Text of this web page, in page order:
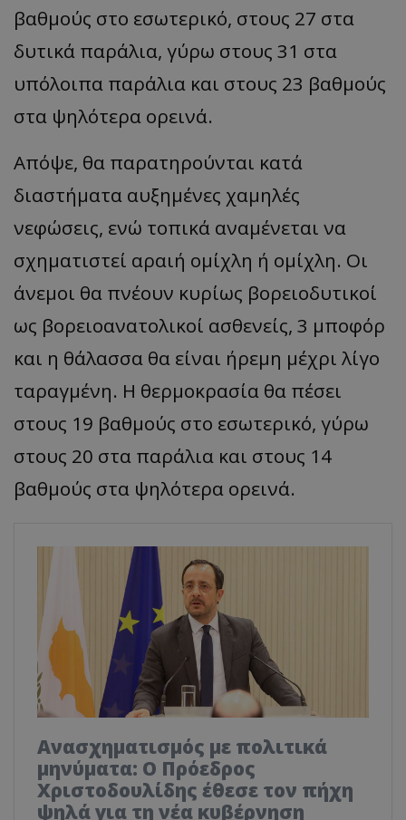
βαθμούς στο εσωτερικό, στους 27 στα
δυτικά παράλια, γύρω στους 31 στα
υπόλοιπα παράλια και στους 23 βαθμούς
στα ψηλότερα ορεινά.
Απόψε, θα παρατηρούνται κατά
διαστήματα αυξημένες χαμηλές
νεφώσεις, ενώ τοπικά αναμένεται να
σχηματιστεί αραιή ομίχλη ή ομίχλη. Οι
άνεμοι θα πνέουν κυρίως βορειοδυτικοί
ως βορειοανατολικοί ασθενείς, 3 μποφόρ
και η θάλασσα θα είναι ήρεμη μέχρι λίγο
ταραγμένη. Η θερμοκρασία θα πέσει
στους 19 βαθμούς στο εσωτερικό, γύρω
στους 20 στα παράλια και στους 14
βαθμούς στα ψηλότερα ορεινά.
Ανασχηματισμός με πολιτικά
μηνύματα: Ο Πρόεδρος
Χριστοδουλίδης έθεσε τον πήχη
ψηλά για τη νέα κυβέρνηση